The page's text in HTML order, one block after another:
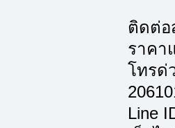
ติดต่อ
ราคา
โทรด่
Line